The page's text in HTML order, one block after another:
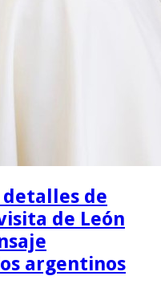
de
de León
argentinos